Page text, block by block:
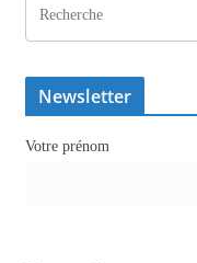
Newsletter
Votre prénom